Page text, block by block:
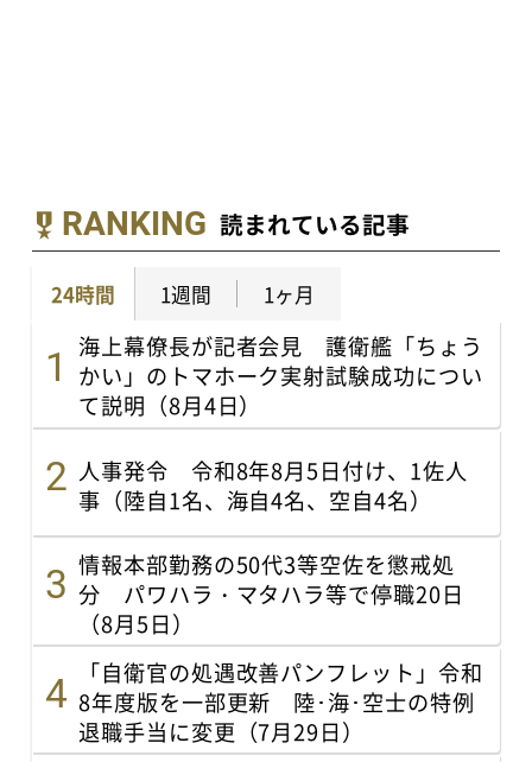
RANKING 読まれている記事
24時間 1週間 1ヶ月
海上幕僚長が記者会見 護衛艦「ちょう
かい」のトマホーク実射試験成功につい
て説明（8月4日）
人事発令 令和8年8月5日付け、1佐人
事（陸自1名、海自4名、空自4名）
情報本部勤務の50代3等空佐を懲戒処
分 パワハラ・マタハラ等で停職20日
（8月5日）
「自衛官の処遇改善パンフレット」令和
8年度版を一部更新 陸･海･空士の特例
退職手当に変更（7月29日）